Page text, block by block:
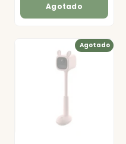
Agotado
Agotado